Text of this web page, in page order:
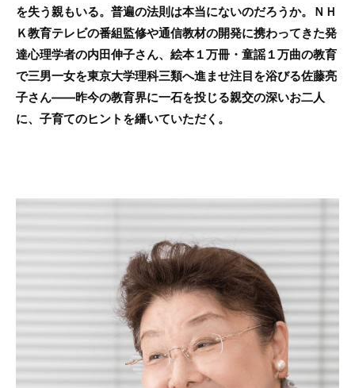
を失う親もいる。普遍の法則は本当にないのだろうか。ＮＨ
Ｋ教育テレビの番組監修や通信教材の開発に携わってきた発
達心理学者の内田伸子さん、絵本１万冊・童謡１万曲の教育
で三男一女を東京大学理科三類へ進ませ注目を浴びる佐藤亮
子さん――昨今の教育界に一石を投じる親交の深いお二人
に、子育てのヒントを繙いていただく。